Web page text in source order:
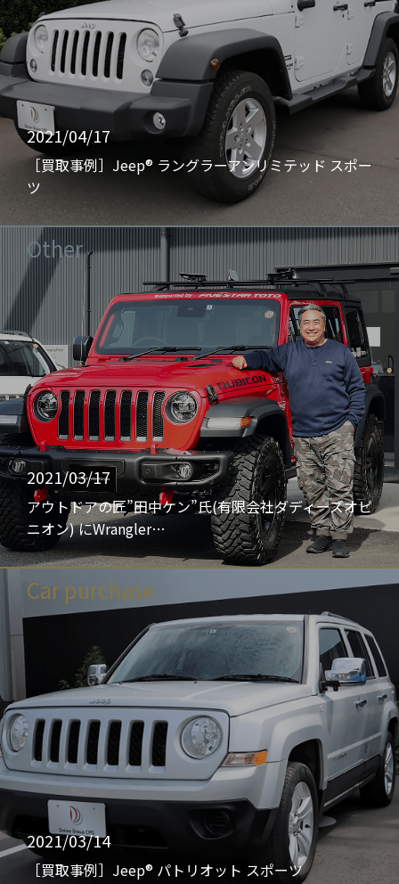
2021/04/17
［買取事例］Jeep® ラングラーアンリミテッド スポー
ツ
Other
2021/03/17
アウトドアの匠”田中ケン”氏(有限会社ダディーズオピ
ニオン) にWrangler…
Car purchase
2021/03/14
［買取事例］Jeep® パトリオット スポーツ